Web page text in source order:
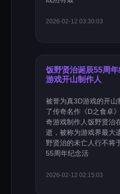
2026-02-12 03:30:03
饭野贤治诞辰55周
游戏开山制作人
被誉为真3D游戏的开山
了传奇名作《D之食卓
奇游戏制作人饭野贤治
逝，被称为游戏界最大
野贤治的未亡人行不将
55周年纪念活
2026-02-12 02:15:03